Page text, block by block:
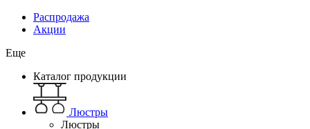
Распродажа
Акции
Еще
Каталог продукции
Люстры
Люстры